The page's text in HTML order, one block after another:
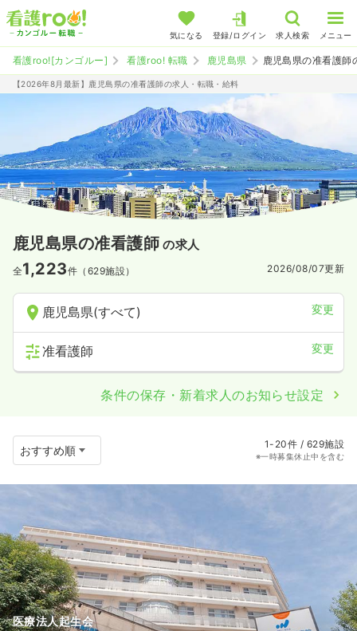
気になる 登録/ログイン 求人検索 メニュー
看護roo![カンゴルー] 看護roo! 転職 鹿児島県 鹿児島県の准看護師
【2026年8月最新】鹿児島県の准看護師の求人・転職・給料
鹿児島県の准看護師 の求人
全1,223件（629施設） 2026/08/07更新
鹿児島県(すべて) 変更
准看護師 変更
条件の保存・新着求人のお知らせ設定
1-20件 / 629施設
※一時募集休止中を含む
医療法人起生会